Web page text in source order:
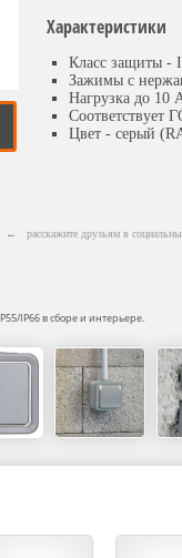
Характеристики
Класс защиты -
Зажимы с
Нагрузка до 10
Соответствует
Цвет - серый
← расскажите друзьям в
IP66 в сборе и интерьере.